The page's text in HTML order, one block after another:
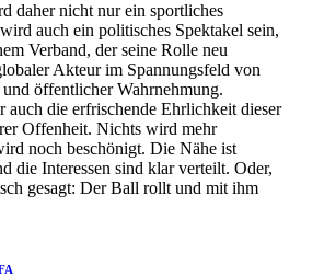
daher nicht nur ein sportliches
auch ein politisches Spektakel sein,
Verband, der seine Rolle neu
Akteur im Spannungsfeld von
öffentlicher Wahrnehmung.
auch die erfrischende Ehrlichkeit dieser
Offenheit. Nichts wird mehr
noch beschönigt. Die Nähe ist
die Interessen sind klar verteilt. Oder,
gesagt: Der Ball rollt und mit ihm